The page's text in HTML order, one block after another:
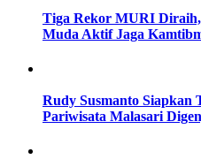
Tiga Rekor MURI
Muda Aktif Jaga
Rudy Susmanto Siapkan
Pariwisata Malasari